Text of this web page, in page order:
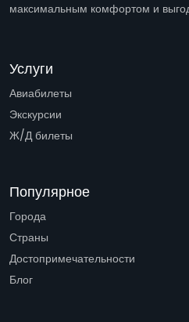
максимальным комфортом и
Услуги
Авиабилеты
Экскурсии
Ж/Д билеты
Популярное
Города
Страны
Достопримечательности
Блог